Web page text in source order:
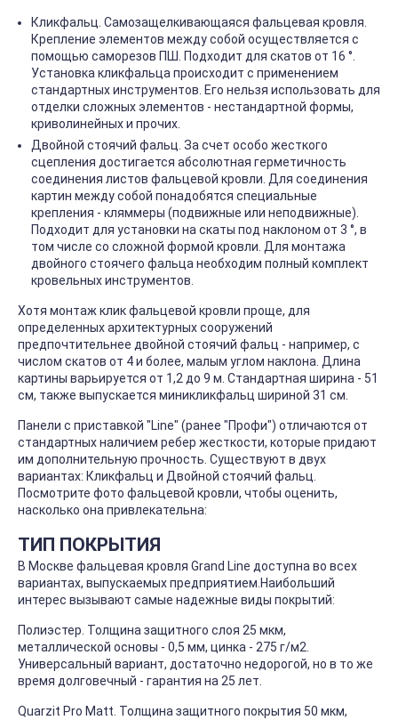
Кликфальц. Самозащелкивающаяся фальцевая кровля.
Крепление элементов между собой осуществляется с
помощью саморезов ПШ. Подходит для скатов от 16 °.
Установка кликфальца происходит с применением
стандартных инструментов. Его нельзя использовать для
отделки сложных элементов - нестандартной формы,
криволинейных и прочих.
Двойной стоячий фальц. За счет особо жесткого
сцепления достигается абсолютная герметичность
соединения листов фальцевой кровли. Для соединения
картин между собой понадобятся специальные
крепления - кляммеры (подвижные или неподвижные).
Подходит для установки на скаты под наклоном от 3 °, в
том числе со сложной формой кровли. Для монтажа
двойного стоячего фальца необходим полный комплект
кровельных инструментов.
Хотя монтаж клик фальцевой кровли проще, для
определенных архитектурных сооружений
предпочтительнее двойной стоячий фальц - например, с
числом скатов от 4 и более, малым углом наклона. Длина
картины варьируется от 1,2 до 9 м. Стандартная ширина - 51
см, также выпускается миникликфальц шириной 31 см.
Панели с приставкой "Line" (ранее "Профи") отличаются от
стандартных наличием ребер жесткости, которые придают
им дополнительную прочность. Существуют в двух
вариантах: Кликфальц и Двойной стоячий фальц.
Посмотрите фото фальцевой кровли, чтобы оценить,
насколько она привлекательна:
ТИП ПОКРЫТИЯ
В Москве фальцевая кровля Grand Line доступна во всех
вариантах, выпускаемых предприятием.Наибольший
интерес вызывают самые надежные виды покрытий:
Полиэстер. Толщина защитного слоя 25 мкм,
металлической основы - 0,5 мм, цинка - 275 г/м2.
Универсальный вариант, достаточно недорогой, но в то же
время долговечный - гарантия на 25 лет.
Quarzit Pro Matt. Толщина защитного покрытия 50 мкм,